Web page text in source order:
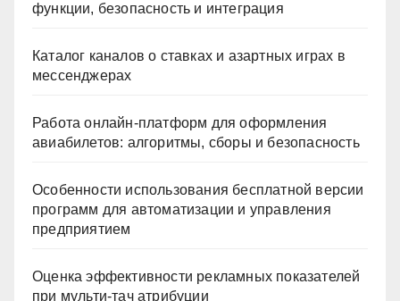
функции, безопасность и интеграция
Каталог каналов о ставках и азартных играх в
мессенджерах
Работа онлайн‑платформ для оформления
авиабилетов: алгоритмы, сборы и безопасность
Особенности использования бесплатной версии
программ для автоматизации и управления
предприятием
Оценка эффективности рекламных показателей
при мульти-тач атрибуции